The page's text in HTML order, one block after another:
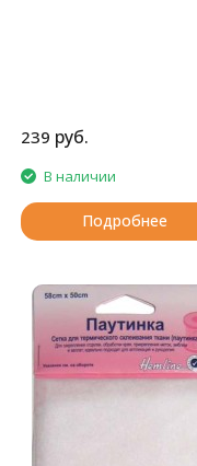
239 руб.
В наличии
Подробнее